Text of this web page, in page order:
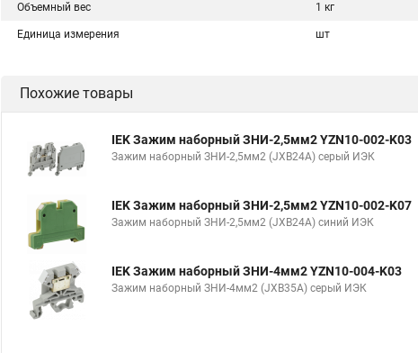
Объемный вес 1 кг
Единица измерения шт
Похожие товары
IEK Зажим наборный ЗНИ-2,5мм2 YZN10-002-K03
Зажим наборный ЗНИ-2,5мм2 (JXB24А) серый ИЭК
IEK Зажим наборный ЗНИ-2,5мм2 YZN10-002-K07
Зажим наборный ЗНИ-2,5мм2 (JXB24А) синий ИЭК
IEK Зажим наборный ЗНИ-4мм2 YZN10-004-K03
Зажим наборный ЗНИ-4мм2 (JXB35А) серый ИЭК